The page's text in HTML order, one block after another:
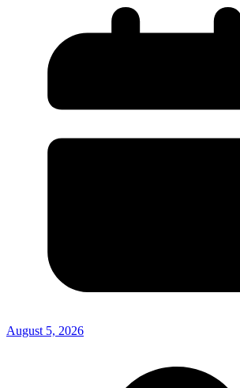
August 5, 2026